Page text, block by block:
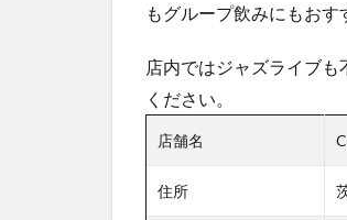
もグループ飲みにもおす
店内ではジャズライブ
ください。
店舗名
住所